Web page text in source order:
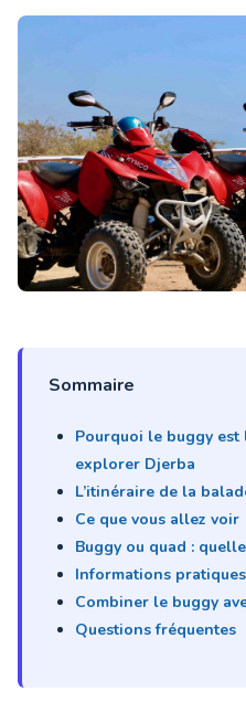
Sommaire
Pourquoi le buggy est
explorer Djerba
L’itinéraire de la
Ce que vous allez voir
Buggy ou quad :
Informations pratiques
Combiner le buggy
Questions fréquentes